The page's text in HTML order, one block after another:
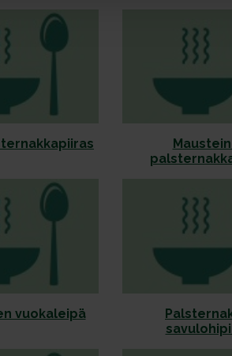
vuokaleipä